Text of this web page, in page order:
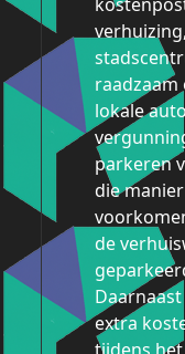
lokale
parkeren
die
de
extra